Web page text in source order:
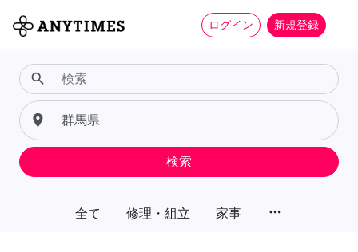
ログイン 新規登録
全て 修理・組立 家事 more_horiz
search
place
検索